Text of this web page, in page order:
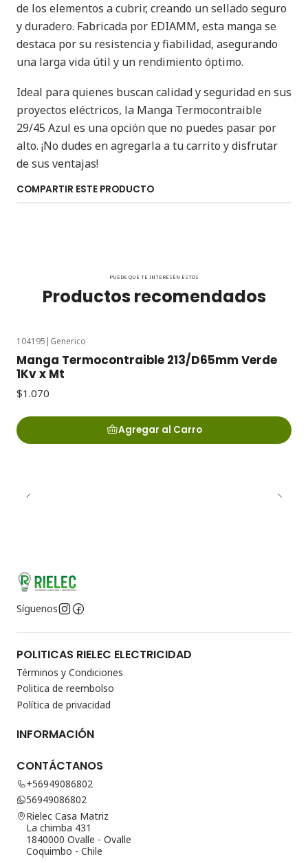
de los elementos a cubrir, creando un sellado seguro
y duradero. Fabricada por EDIAMM, esta manga se
destaca por su resistencia y fiabilidad, asegurando
una larga vida útil y un rendimiento óptimo.
Ideal para quienes buscan calidad y seguridad en sus
proyectos eléctricos, la Manga Termocontraible
29/45 Azul es una opción que no puedes pasar por
alto. ¡No dudes en agregarla a tu carrito y disfrutar
de sus ventajas!
COMPARTIR ESTE PRODUCTO
PUEDE QUE TE INTERESEN ESTOS
Productos recomendados
104195 | Generico
Manga Termocontraible 213/D65mm Verde
1Kv x Mt
$1.070
Agregar al Carro
Síguenos
POLITICAS RIELEC ELECTRICIDAD
Términos y Condiciones
Politica de reembolso
Política de privacidad
INFORMACIÓN
CONTÁCTANOS
+56949086802
56949086802
Rielec Casa Matriz
La chimba 431
1840000 Ovalle - Ovalle
Coquimbo - Chile